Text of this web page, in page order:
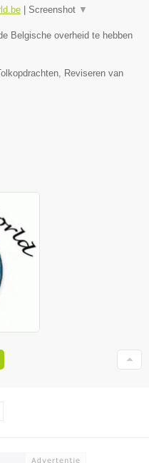
| Screenshot ▼
Belgische overheid te hebben
Reviseren van